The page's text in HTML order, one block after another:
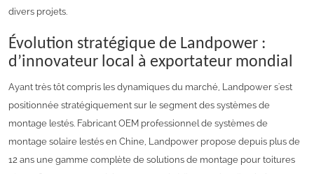
divers projets.
Évolution stratégique de Landpower :
d’innovateur local à exportateur mondial
Ayant très tôt compris les dynamiques du marché, Landpower s'est
positionnée stratégiquement sur le segment des systèmes de
montage lestés. Fabricant OEM professionnel de systèmes de
montage solaire lestés en Chine, Landpower propose depuis plus de
12 ans une gamme complète de solutions de montage pour toitures